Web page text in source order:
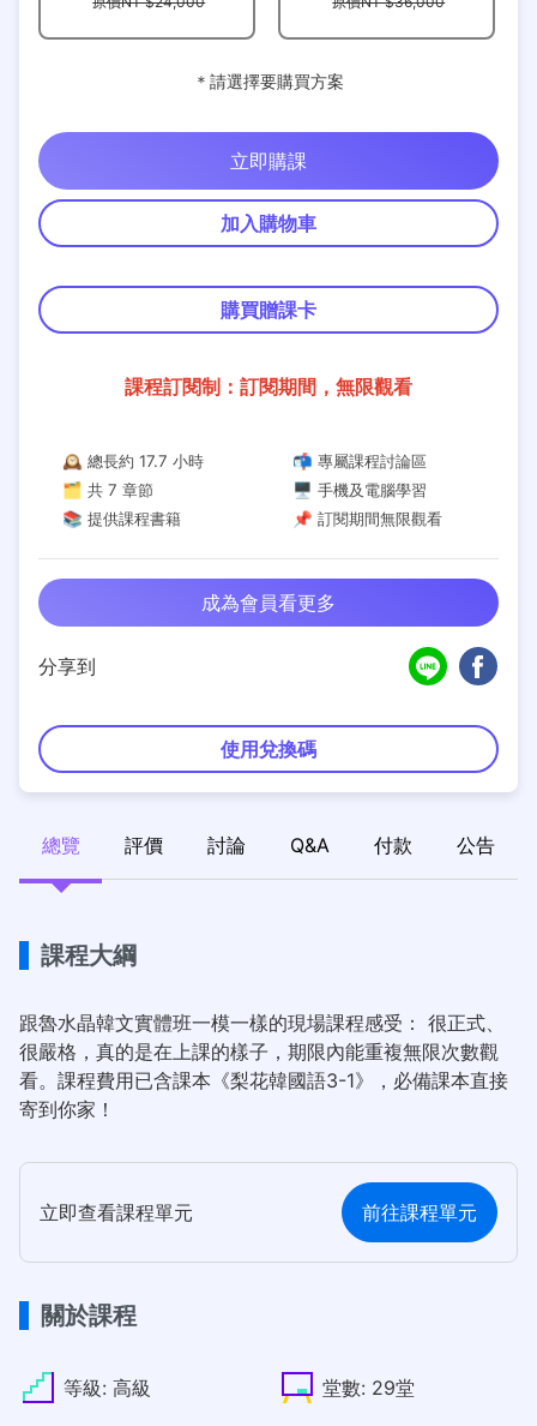
＊請選擇要購買方案
立即購課
加入購物車
購買贈課卡
課程訂閱制：訂閱期間，無限觀看
🕰 總長約 17.7 小時
🗂 共 7 章節
📚 提供課程書籍
📬 專屬課程討論區
🖥 手機及電腦學習
📌 訂閱期間無限觀看
成為會員看更多
分享到
使用兌換碼
總覽 評價 討論 Q&A 付款 公告
課程大綱
跟魯水晶韓文實體班一模一樣的現場課程感受： 很正式、
很嚴格，真的是在上課的樣子，期限內能重複無限次數觀
看。課程費用已含課本《梨花韓國語3-1》，必備課本直接
寄到你家！
立即查看課程單元 前往課程單元
關於課程
等級: 高級 堂數: 29堂